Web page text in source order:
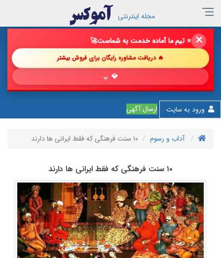
✕ 🔥 فروش خود را با ما چند برابر کن!🚀
🔥 دریافت مشاوره رایگان برای فروش بیشتر
💎 پیشنهاد شگ
ورود به سایت ارسال آگهی
مجله اینترنتی
آداب و رسوم ۱۰ سنت فرهنگی که فقط ایرانی ها دارند
۱۰ سنت فرهنگی که فقط ایرانی ها دارند